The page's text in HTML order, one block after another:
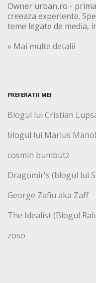
Owner urban,ro -
creeaza experiente.
teme legate de media,
» Mai multe detalii
PREFERATII MEI
Blogul lui Cristian
blogul lui Marius
cosmin bumbutz
Dragomir's (blogul lui
George Zafiu aka Zaff
The Idealist (Blogul
zoso